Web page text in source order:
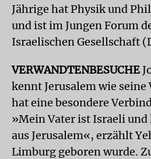
Jährige hat Physik und
und ist im Jungen Forum
Israelischen Gesellschaft
VERWANDTENBESUCHE
kennt Jerusalem wie seine
hat eine besondere
»Mein Vater ist Israeli
aus Jerusalem«, erzählt
Limburg geboren wurde.